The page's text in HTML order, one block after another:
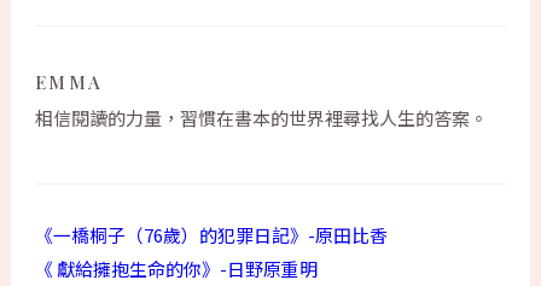
EMMA
相信閱讀的力量，習慣在書本的世界裡尋找人生的答案。
《一橋桐子（76歲）的犯罪日記》-原田比香
《 獻給擁抱生命的你》-日野原重明